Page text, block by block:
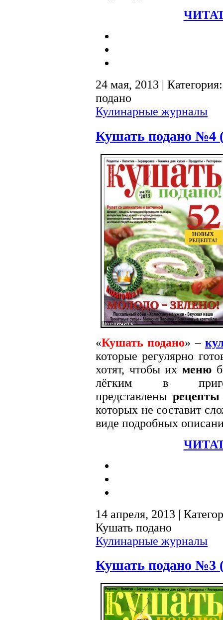
24 мая, 2013 |
подано
Кулинарные журналы
Кушать подано №4
«Кушать подано» –
которые регулярно
хотят, чтобы ихменю
лёгким в
представлены
которых не составит
виде подробных
14 апреля, 2013 |
Кушать подано
Кулинарные журналы
Кушать подано №3